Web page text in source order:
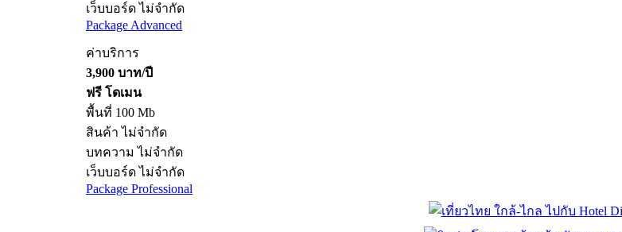
เว็บบอร์ด ไม่จำกัด
Package Advanced
ค่าบริการ
3,900 บาท/ปี
ฟรี โดเมน
พื้นที่ 100 Mb
สินค้า ไม่จำกัด
บทความ ไม่จำกัด
เว็บบอร์ด ไม่จำกัด
Package Professional